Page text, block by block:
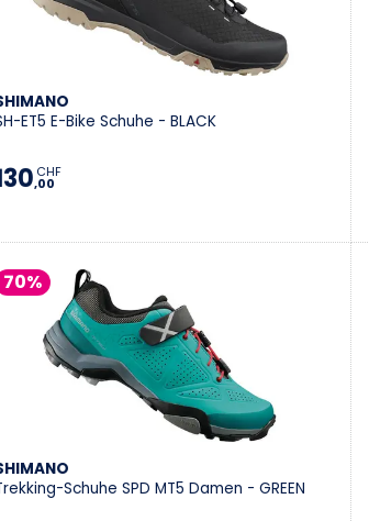
ET5 E-Bike Schuhe - BLACK
,00
CHF
70%
Schuhe SPD MT5 Damen - GREEN